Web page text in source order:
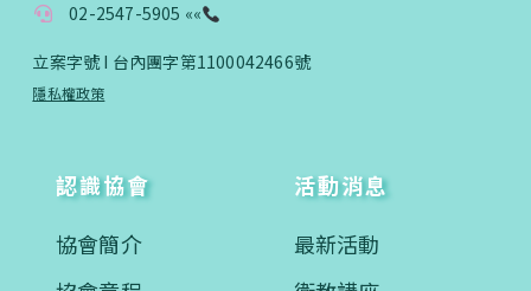
02-2547-5905 ««
立案字號 I 台內團字第1100042466號
隱私權政策
認識協會
協會簡介
活動消息
最新活動